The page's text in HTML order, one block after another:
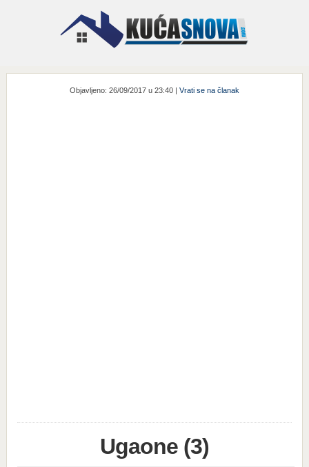
Objavljeno: 26/09/2017 u 23:40 | Vrati se na članak
Ugaone (3)